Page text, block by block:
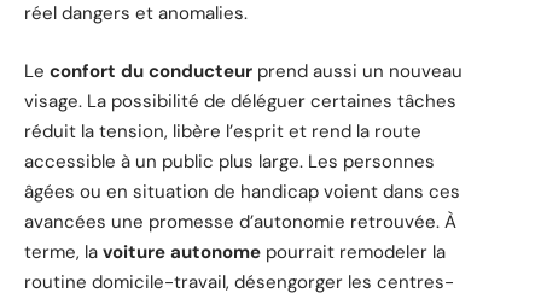
réel dangers et anomalies.
Le confort du conducteur prend aussi un nouveau
visage. La possibilité de déléguer certaines tâches
réduit la tension, libère l’esprit et rend la route
accessible à un public plus large. Les personnes
âgées ou en situation de handicap voient dans ces
avancées une promesse d’autonomie retrouvée. À
terme, la voiture autonome pourrait remodeler la
routine domicile-travail, désengorger les centres-